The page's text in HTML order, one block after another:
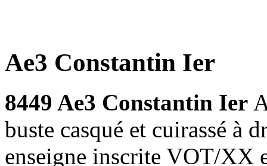
Ae3 Constantin Ier
8449 Ae3 Constantin Ier
buste casqué et cuirassé
enseigne inscrite VOT/XX